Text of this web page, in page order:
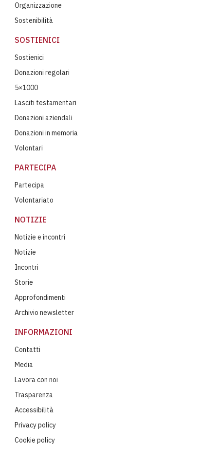
Organizzazione
Sostenibilità
SOSTIENICI
Sostienici
Donazioni regolari
5×1000
Lasciti testamentari
Donazioni aziendali
Donazioni in memoria
Volontari
PARTECIPA
Partecipa
Volontariato
NOTIZIE
Notizie e incontri
Notizie
Incontri
Storie
Approfondimenti
Archivio newsletter
INFORMAZIONI
Contatti
Media
Lavora con noi
Trasparenza
Accessibilità
Privacy policy
Cookie policy